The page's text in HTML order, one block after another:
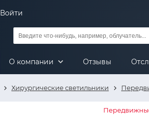
Войти
О компании Отзывы
Хирургические светильники